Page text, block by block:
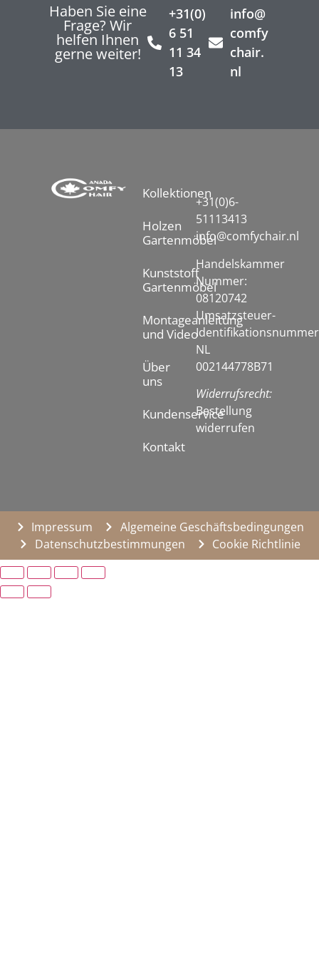
Haben Sie eine
Frage? Wir
helfen Ihnen
gerne weiter!
+31(0)
6 51
11 34
13
info@
comfy
chair.
nl
Kollektionen
Holzen
Gartenmöbel
Kunststoff
Gartenmöbel
Montageanleitung
und Video
Über
uns
Kundenservice
Kontakt
+31(0)6-
51113413
info@comfychair.nl
Handelskammer
Nummer:
08120742
Umsatzsteuer-
NL
002144778B71
Widerrufsrecht:
Bestellung
widerrufen
Impressum
Algemeine Geschäftsbedingungen
Datenschutzbestimmungen
Cookie Richtlinie